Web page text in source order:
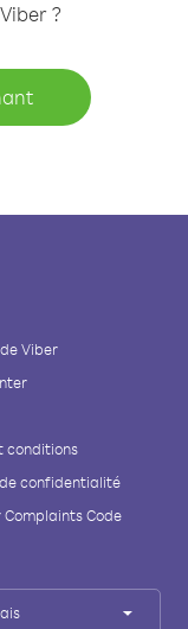
?
Viber
conditions
confidentialité
Complaints Code